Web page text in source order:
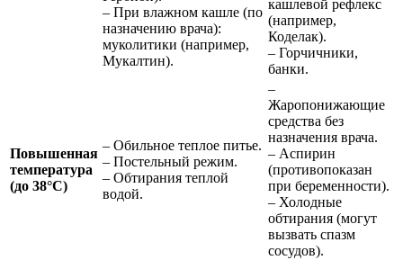
– При влажном кашле (по
назначению врача):
муколитики (например,
Мукалтин).
кашлевой рефлекс
(например,
Коделак).
– Горчичники,
банки.
Повышенная
температура
(до 38°C)
– Обильное теплое питье.
– Постельный режим.
– Обтирания теплой
водой.
–
Жаропонижающие
средства без
назначения врача.
– Аспирин
(противопоказан
при беременности).
– Холодные
обтирания (могут
вызвать спазм
сосудов).